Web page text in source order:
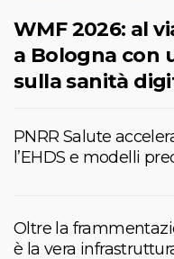
WMF 2026: al
a Bologna con
sulla sanità
PNRR Salute
l’EHDS e modelli
Oltre la
è la vera